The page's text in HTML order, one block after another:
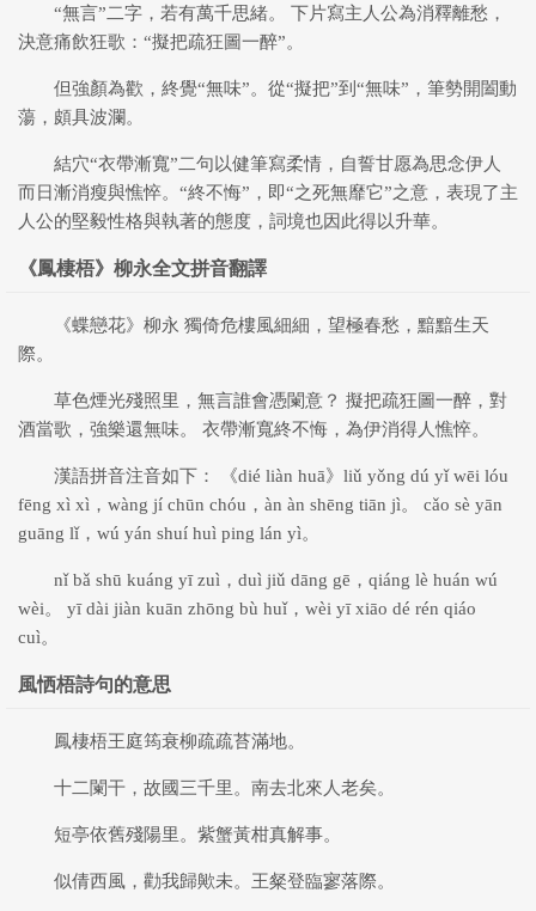
“無言”二字，若有萬千思緒。 下片寫主人公為消釋離愁，
決意痛飲狂歌：“擬把疏狂圖一醉”。
但強顏為歡，終覺“無味”。從“擬把”到“無味”，筆勢開闔動
蕩，頗具波瀾。
結穴“衣帶漸寬”二句以健筆寫柔情，自誓甘愿為思念伊人
而日漸消瘦與憔悴。“終不悔”，即“之死無靡它”之意，表現了主
人公的堅毅性格與執著的態度，詞境也因此得以升華。
《鳳棲梧》柳永全文拼音翻譯
《蝶戀花》柳永 獨倚危樓風細細，望極春愁，黯黯生天
際。
草色煙光殘照里，無言誰會憑闌意？ 擬把疏狂圖一醉，對
酒當歌，強樂還無味。 衣帶漸寬終不悔，為伊消得人憔悴。
漢語拼音注音如下： 《dié liàn huā》liǔ yǒng dú yǐ wēi lóu
fēng xì xì，wàng jí chūn chóu，àn àn shēng tiān jì。 cǎo sè yān
guāng lǐ，wú yán shuí huì ping lán yì。
nǐ bǎ shū kuáng yī zuì，duì jiǔ dāng gē，qiáng lè huán wú
wèi。 yī dài jiàn kuān zhōng bù huǐ，wèi yī xiāo dé rén qiáo
cuì。
風恓梧詩句的意思
鳳棲梧王庭筠衰柳疏疏苔滿地。
十二闌干，故國三千里。南去北來人老矣。
短亭依舊殘陽里。紫蟹黃柑真解事。
似倩西風，勸我歸歟未。王粲登臨寥落際。